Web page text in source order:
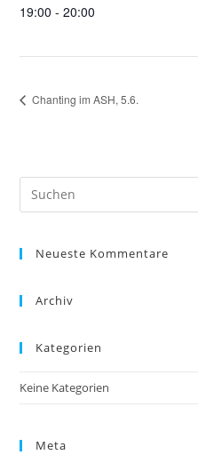
19:00 - 20:00
Chanting im ASH, 5.6.
Neueste Kommentare
Archiv
Kategorien
Keine Kategorien
Meta